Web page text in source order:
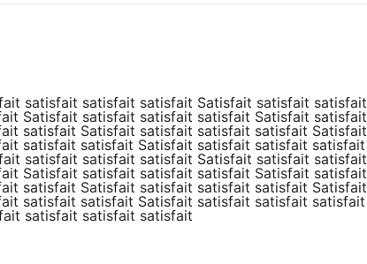
satisfait satisfait satisfait Satisfait satisfait satisfait
Satisfait satisfait satisfait satisfait Satisfait satisfait
satisfait Satisfait satisfait satisfait satisfait Satisfait
satisfait satisfait Satisfait satisfait satisfait satisfait
satisfait satisfait satisfait Satisfait satisfait satisfait
Satisfait satisfait satisfait satisfait Satisfait satisfait
satisfait Satisfait satisfait satisfait satisfait Satisfait
satisfait satisfait Satisfait satisfait satisfait satisfait
satisfait satisfait satisfait